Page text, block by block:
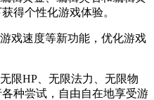
得个性化游戏体验。
戏速度等新功能，优化游戏
限HP、无限法力、无限物
种尝试，自由自在地享受游